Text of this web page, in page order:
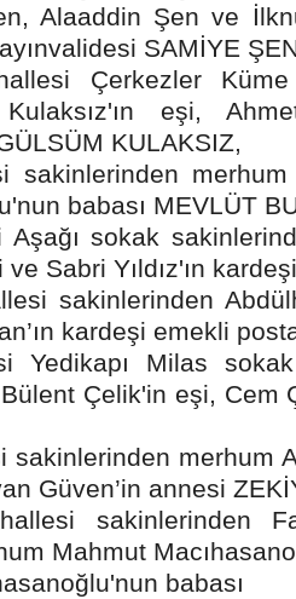
Alaaddin Şen ve
SAMİYE
Çerkezler
eşi,
KULAKSIZ,
sakinlerinden
babası MEVLÜT
sokak
ve Sabri Yıldız'ın
sakinlerinden
kardeşi emekli
Yedikapı Milas
Bülent Çelik'in eşi,
merhum
Güven’in annesi
sakinlerinden
Mahmut
babası